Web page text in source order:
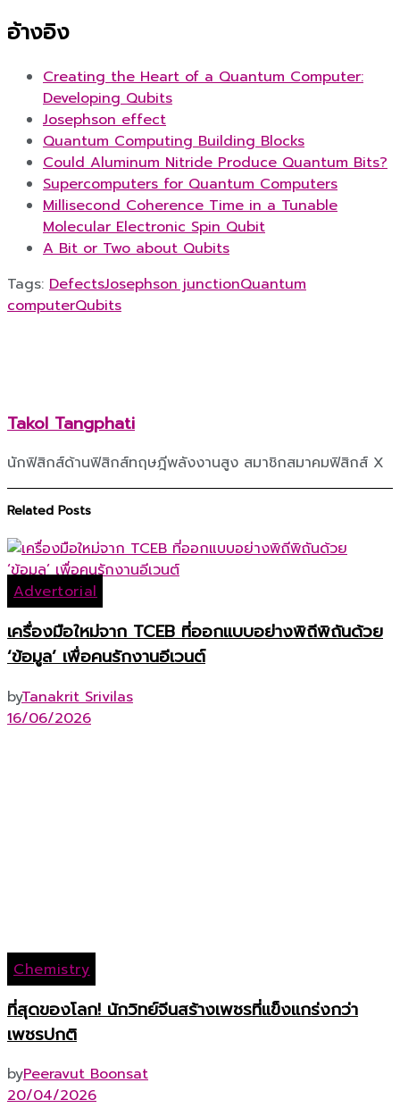
อ้างอิง
Creating the Heart of a Quantum Computer:
Developing Qubits
Josephson effect
Quantum Computing Building Blocks
Could Aluminum Nitride Produce Quantum Bits?
Supercomputers for Quantum Computers
Millisecond Coherence Time in a Tunable
Molecular Electronic Spin Qubit
A Bit or Two about Qubits
Tags: DefectsJosephson junctionQuantum
computerQubits
Takol Tangphati
นักฟิสิกส์ด้านฟิสิกส์ทฤษฎีพลังงานสูง สมาชิกสมาคมฟิสิกส์ X
Related Posts
Advertorial
เครื่องมือใหม่จาก TCEB ที่ออกแบบอย่างพิถีพิถันด้วย
‘ข้อมูล’ เพื่อคนรักงานอีเวนต์
byTanakrit Srivilas
16/06/2026
Chemistry
ที่สุดของโลก! นักวิทย์จีนสร้างเพชรที่แข็งแกร่งกว่า
เพชรปกติ
byPeeravut Boonsat
20/04/2026